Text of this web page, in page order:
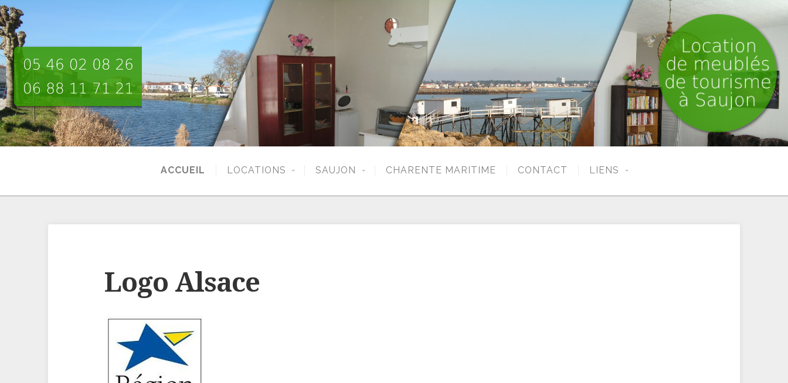
ACCUEIL LOCATIONS SAUJON CHARENTE MARITIME CONTACT LIENS
Logo Alsace